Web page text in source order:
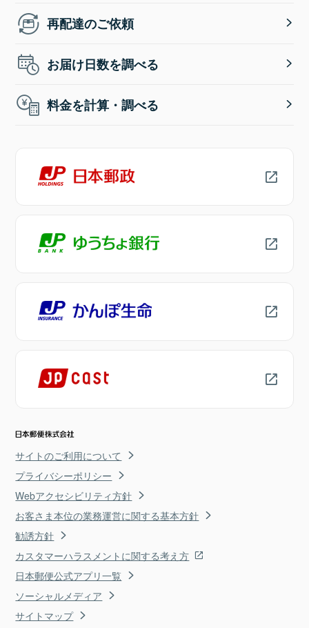
再配達のご依頼
お届け日数を調べる
料金を計算・調べる
サイトのご利用について
プライバシーポリシー
Webアクセシビリティ方針
お客さま本位の業務運営に関する基本方針
勧誘方針
カスタマーハラスメントに関する考え方
日本郵便公式アプリ一覧
ソーシャルメディア
サイトマップ